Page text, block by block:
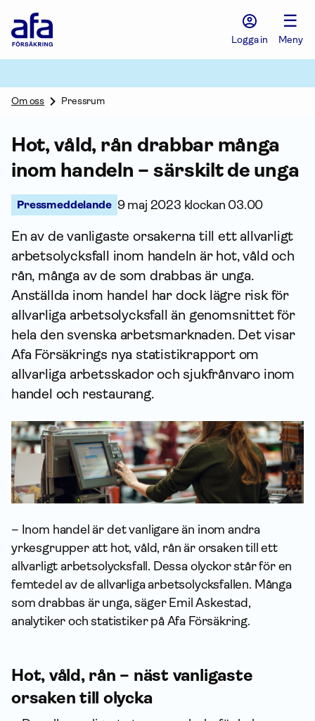
Försäkring
Logga in
☰
Meny
Om oss Pressrum
Hot, våld, rån drabbar många
inom handeln – särskilt de unga
Pressmeddelande 9 maj 2023 klockan 03.00
En av de vanligaste orsakerna till ett allvarligt
arbetsolycksfall inom handeln är hot, våld och
rån, många av de som drabbas är unga.
Anställda inom handel har dock lägre risk för
allvarliga arbetsolycksfall än genomsnittet för
hela den svenska arbets­marknaden. Det visar
Afa Försäkrings nya statistik­rapport om
allvarliga arbets­skador och sjukfrånvaro inom
handel och restaurang.
– Inom handel är det vanligare än inom andra
yrkesgrupper att hot, våld, rån är orsaken till ett
allvarligt arbetsolycksfall. Dessa olyckor står för en
femtedel av de allvarliga arbetsolycksfallen. Många
som drabbas är unga, säger Emil Askestad,
analytiker och statistiker på Afa Försäkring.
Hot, våld, rån – näst vanligaste
orsaken till olycka